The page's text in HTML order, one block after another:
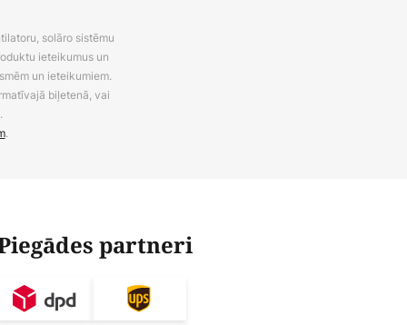
solāro sistēmu
ieteikumus un
un ieteikumiem.
biļetenā, vai
.
.
partneri